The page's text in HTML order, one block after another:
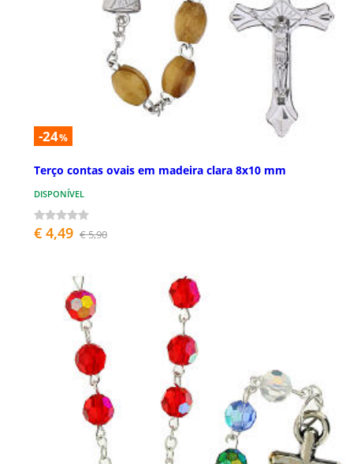
-24%
Terço contas ovais em madeira clara 8x10 mm
DISPONÍVEL
€ 4,49 € 5,90